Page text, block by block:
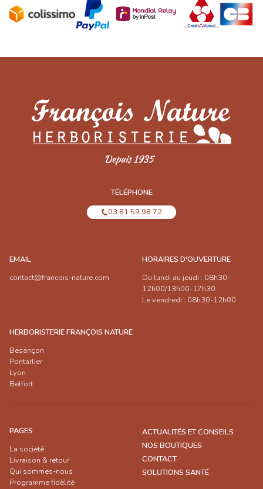
TÉLÉPHONE
03 81 59 98 72
EMAIL
contact@francois-nature.com
HORAIRES D'OUVERTURE
Du lundi au jeudi : 08h30-
12h00/13h00-17h30
Le vendredi : 08h30-12h00
HERBORISTERIE FRANÇOIS NATURE
Besançon
Pontarlier
Lyon
Belfort
PAGES
La société
Livraison & retour
Qui sommes-nous
Programme fidèlité
ACTUALITÉS ET CONSEILS
NOS BOUTIQUES
CONTACT
SOLUTIONS SANTÉ